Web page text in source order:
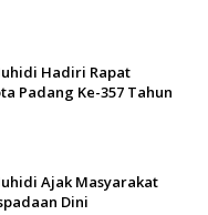
Hadiri Rapat
Padang Ke-357 Tahun
Ajak Masyarakat
Dini